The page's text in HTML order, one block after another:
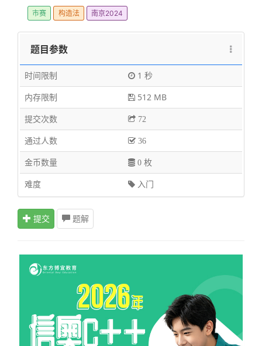
市赛 构造法 南京2024
题目参数
时间限制
1 秒
内存限制
512 MB
提交次数
72
通过人数 36
金币数量 0 枚
难度 入门
提交 题解